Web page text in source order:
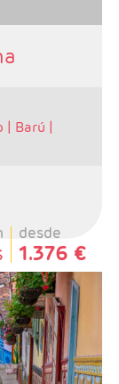
| Barú |
desde
1.376 €